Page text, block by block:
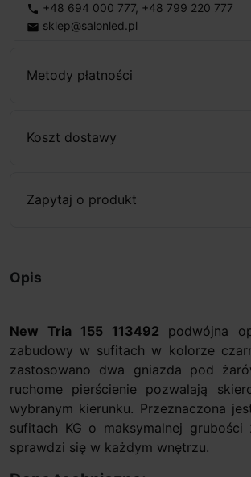
phone +48 694 000 777, +48 799 220 777
email sklep@salonled.pl
Metody płatności
Koszt dostawy
Zapytaj o produkt
Opis
New Tria 155 113492 podwójna
zabudowy w sufitach w kolorze
zastosowano dwa gniazda pod
ruchome pierścienie pozwalają
wybranym kierunku. Przeznaczona
sufitach KG o maksymalnej grubości
sprawdzi się w każdym wnętrzu.